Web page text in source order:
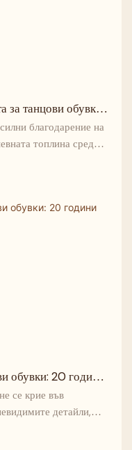
за танцови обувки
благодарение на
топлина сред
обувки: 20 години
се крие във
детайли,